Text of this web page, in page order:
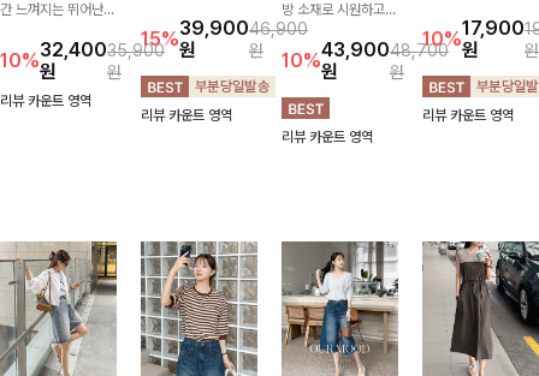
간 느껴지는 뛰어난
은 날에도 편안하게
🌿 발목이 드러나는
카프리 기장이 다리
10%32,400
원
35,900
원
리뷰 카운트 영역
쾌적하게 즐기기 좋은
카라 블라우스- 심플
한 디자인에 클래식한
카라와 버튼 디테일을
더해 데일리부터 오피
15%39,900
원
46,900
원
리뷰 카운트 영역
방 소재로 시원하고
쾌적하게 즐기기 좋은
와이드 슬랙스입니다.
핀턱 디테일과 여유로
운 와이드 핏이 더해
져 길고 멋스러운 실
루엣을 완성해드려
10%43,900
원
48,700
원
리뷰 카운트 영역
자인으로 데일리하게
즐기기 좋은 티셔츠-
소매 라벨 디테일이
은은한 포인트를 더해
심플하면서도 센스 있
10%17,900
원
원
리뷰 카운트 영역